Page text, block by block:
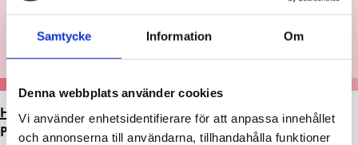
Samtycke Information Om
Denna webbplats använder cookies
Vi använder enhetsidentifierare för att anpassa innehållet
och annonserna till användarna, tillhandahålla funktioner
HEM >ARTIKLAR>UTSTÄLLNING I GALLERI
PROMENADE 2.-29.2.2024